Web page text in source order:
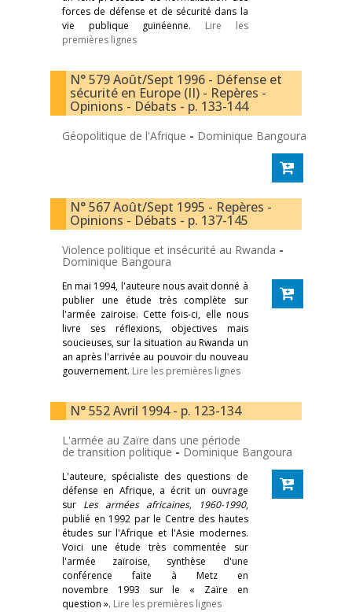
forces de défense et de sécurité dans la
vie publique guinéenne. Lire les
premières lignes
N° 579 Août/Sept 1996 - Défense et
sécurité en Europe (II) - Repères -
Opinions - Débats - p. 133-144
Géopolitique de l'Afrique - Dominique Bangoura
N° 567 Août/Sept 1995 - Repères -
Opinions - Débats - p. 137-145
Violence politique et insécurité au Rwanda -
Dominique Bangoura
En mai 1994, l'auteure nous avait donné à
publier une étude très complète sur
l'armée zaïroise. Cette fois-ci, elle nous
livre ses réflexions, objectives mais
soucieuses, sur la situation au Rwanda un
an après l'arrivée au pouvoir du nouveau
gouvernement. Lire les premières lignes
N° 552 Avril 1994 - p. 123-134
L'armée au Zaïre dans une période
de transition politique - Dominique Bangoura
L'auteure, spécialiste des questions de
défense en Afrique, a écrit un ouvrage
sur Les armées africaines, 1960-1990,
publié en 1992 par le Centre des hautes
études sur l'Afrique et l'Asie modernes.
Voici une étude très commentée sur
l'armée zaïroise, synthèse d'une
conférence faite à Metz en
novembre 1993 sur le « Zaïre en
question ». Lire les premières lignes